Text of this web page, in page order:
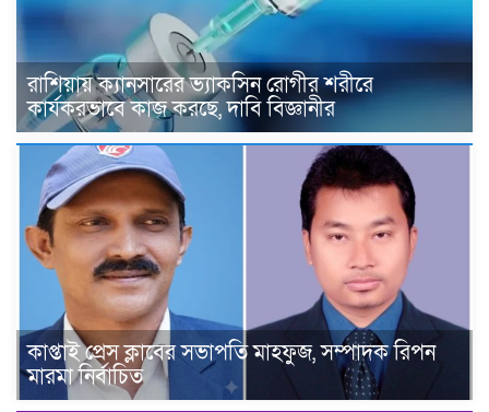
রাশিয়ায় ক্যানসারের ভ্যাকসিন রোগীর শরীরে
কার্যকরভাবে কাজ করছে, দাবি বিজ্ঞানীর
কাপ্তাই প্রেস ক্লাবের সভাপতি মাহফুজ, সম্পাদক রিপন
মারমা নির্বাচিত